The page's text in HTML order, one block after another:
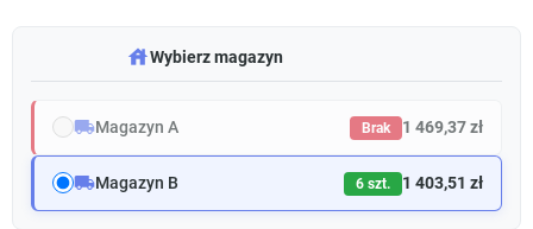
warehouseWybierz magazyn
local_shippingMagazyn A Brak 1 469,37 zł
local_shippingMagazyn B 6 szt. 1 403,51 zł